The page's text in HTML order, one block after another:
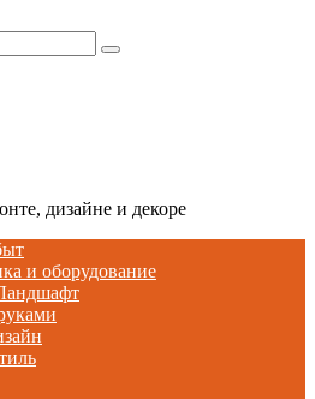
дизайне и декоре
и оборудование